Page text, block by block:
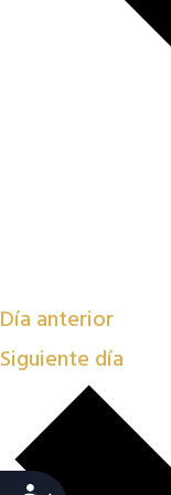
Día anterior
Siguiente día